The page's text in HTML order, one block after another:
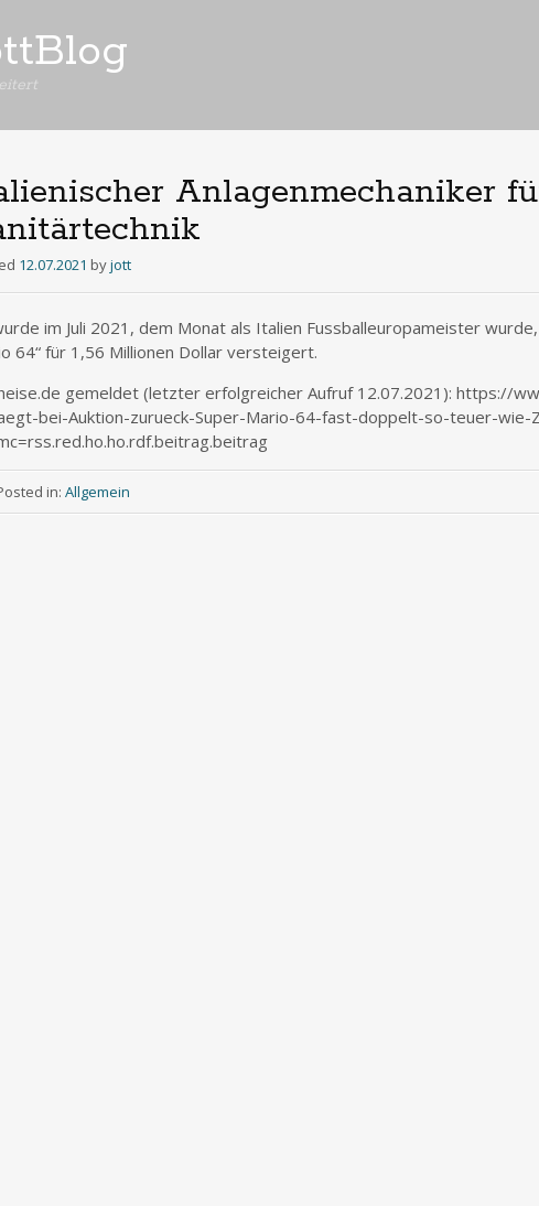
Anlagenmechaniker
12.07.2021 byjott
im Juli 2021, dem Monat als Italien Fussballeuropameister
64“ für 1,56 Millionen Dollar versteigert.
gemeldet (letzter erfolgreicher Aufruf 12.07.2021): https://
bei-Auktion-zurueck-Super-Mario-64-fast-doppelt-so-teuer-wie-
in: Allgemein